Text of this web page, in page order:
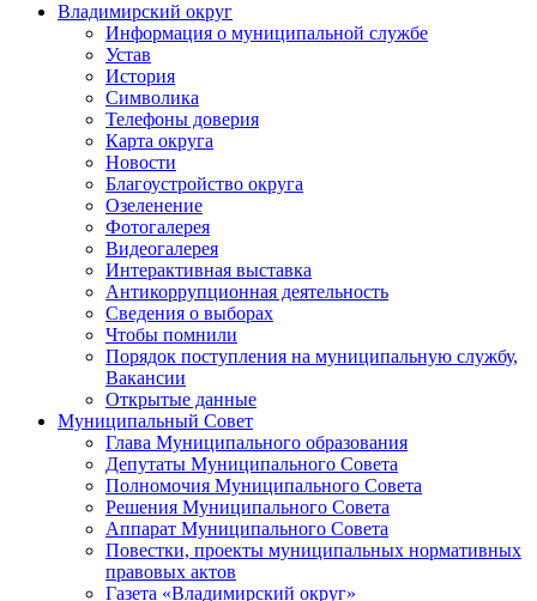
Владимирский округ
Информация о муниципальной службе
Устав
История
Символика
Телефоны доверия
Карта округа
Новости
Благоустройство округа
Озеленение
Фотогалерея
Видеогалерея
Интерактивная выставка
Антикоррупционная деятельность
Сведения о выборах
Чтобы помнили
Порядок поступления на муниципальную службу,
Вакансии
Открытые данные
Муниципальный Совет
Глава Муниципального образования
Депутаты Муниципального Совета
Полномочия Муниципального Совета
Решения Муниципального Совета
Аппарат Муниципального Совета
Повестки, проекты муниципальных нормативных
правовых актов
Газета «Владимирский округ»